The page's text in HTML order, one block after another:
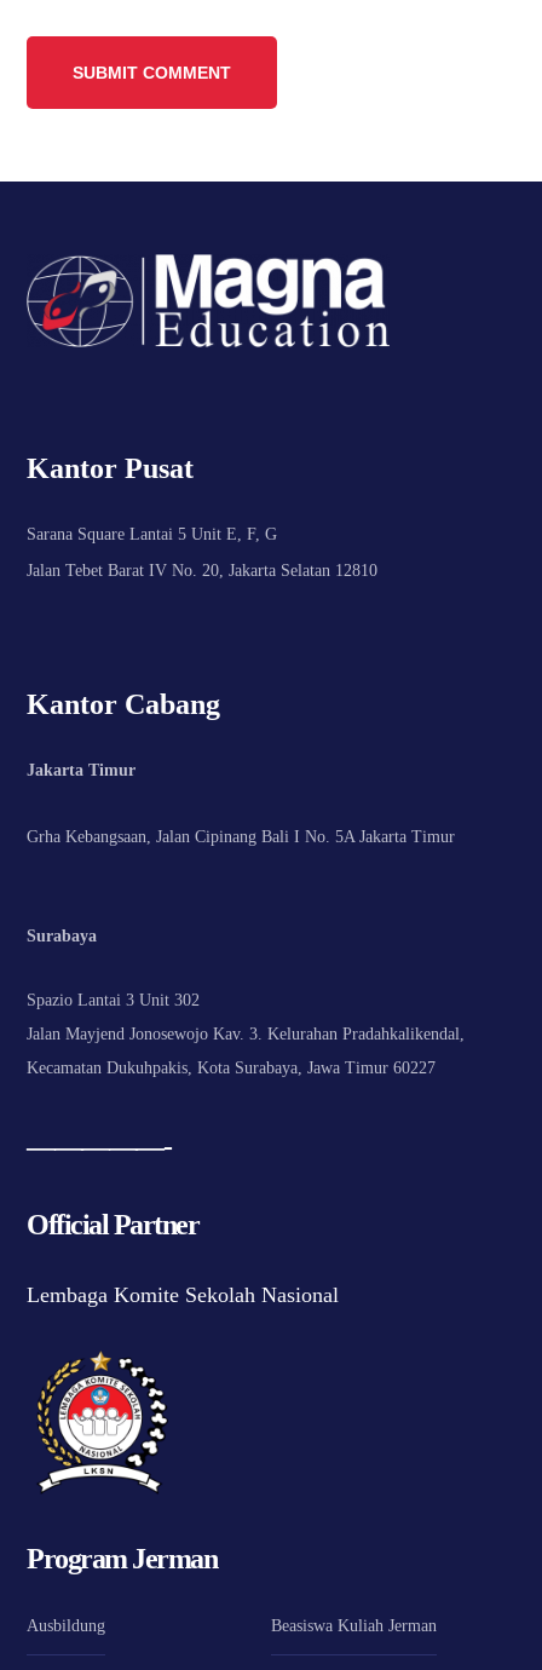
Kantor Pusat
Sarana Square Lantai 5 Unit E, F, G
Jalan Tebet Barat IV No. 20, Jakarta Selatan 12810
Kantor Cabang
Jakarta Timur
Grha Kebangsaan, Jalan Cipinang Bali I No. 5A Jakarta Timur
Surabaya
Spazio Lantai 3 Unit 302
Jalan Mayjend Jonosewojo Kav. 3. Kelurahan Pradahkalikendal,
Kecamatan Dukuhpakis, Kota Surabaya, Jawa Timur 60227
—————-
Official Partner
Lembaga Komite Sekolah Nasional
Program Jerman
Ausbildung Beasiswa Kuliah Jerman